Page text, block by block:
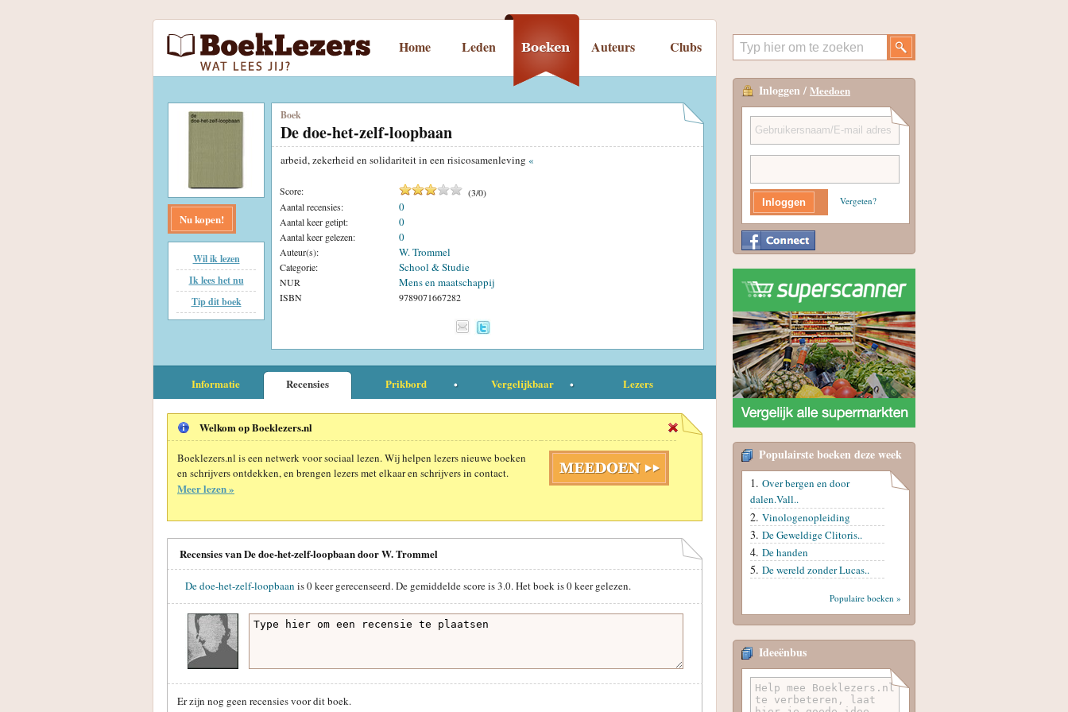
Home Leden Auteurs Clubs
Nu kopen!
Wil ik lezen
Ik lees het nu
Tip dit boek
Boek
De doe-het-zelf-loopbaan
arbeid, zekerheid en solidariteit in een risicosamenleving «
Score: (3/0)
Aantal recensies:
0
Aantal keer getipt: 0
Aantal keer gelezen: 0
Auteur(s): W. Trommel
Categorie: School & Studie
NUR Mens en maatschappij
ISBN 9789071667282
Informatie Recensies Prikbord Vergelijkbaar Lezers
Welkom op Boeklezers.nl
Boeklezers.nl is een netwerk voor sociaal lezen. Wij helpen lezers nieuwe boeken
en schrijvers ontdekken, en brengen lezers met elkaar en schrijvers in contact.
Meer lezen »
Recensies van De doe-het-zelf-loopbaan door W. Trommel
De doe-het-zelf-loopbaan is0keer gerecenseerd. De gemiddelde score is3.0. Het boek is0keer gelezen.
Er zijn nog geen recensies voor dit boek.
Inloggen / Meedoen
Vergeten?
Populairste boeken deze week
Over bergen en door
dalen.Vall..
Vinologenopleiding
De Geweldige Clitoris..
De handen
De wereld zonder Lucas..
Populaire boeken »
Ideeënbus